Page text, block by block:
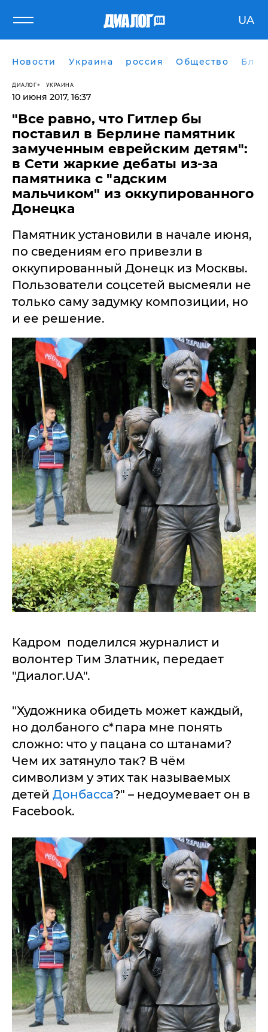
UA
Новости Украина россия Общество
ДИАЛОГ УКРАИНА
10 июня 2017, 16:37
"Все равно, что Гитлер бы
поставил в Берлине памятник
замученным еврейским детям":
в Сети жаркие дебаты из-за
памятника с "адским
мальчиком" из оккупированного
Донецка
Памятник установили в начале июня,
по сведениям его привезли в
оккупированный Донецк из Москвы.
Пользователи соцсетей высмеяли не
только саму задумку композиции, но
и ее решение.
Кадром поделился журналист и
волонтер Тим Златник, передает
"Диалог.UA".
"Художника обидеть может каждый,
но долбаного с*пара мне понять
сложно: что у пацана со штанами?
Чем их затянуло так? В чём
символизм у этих так называемых
детей Донбасса?" – недоумевает он в
Facebook.